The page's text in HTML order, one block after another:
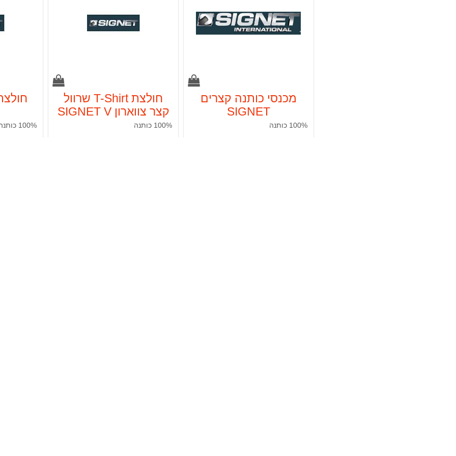
מכנסי כותנה קצרים
SIGNET
100% כותנה
חולצת T-Shirt שרוול
קצר צווארון SIGNET V
100% כותנה 100% כותנה